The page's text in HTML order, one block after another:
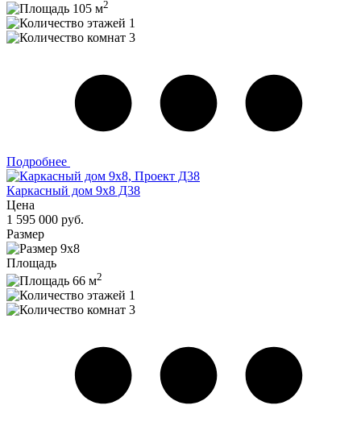
105 м2
1
3
Подробнее
Каркасный дом 9х8 Д38
Цена
1 595 000 руб.
Размер
9х8
Площадь
66 м2
1
3